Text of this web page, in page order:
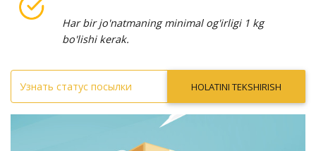
Har bir jo'natmaning minimal og'irligi 1 kg
bo'lishi kerak.
HOLATINI TEKSHIRISH